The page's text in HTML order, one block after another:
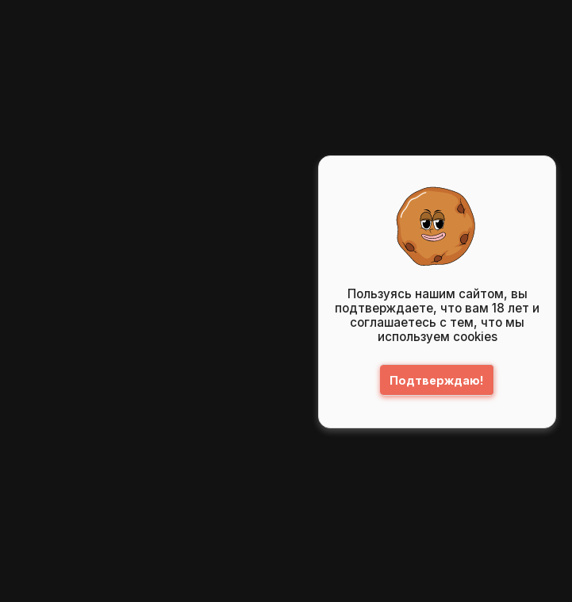
Пользуясь нашим сайтом, вы
подтверждаете, что вам 18 лет и
соглашаетесь с тем, что мы
используем cookies
Подтверждаю!